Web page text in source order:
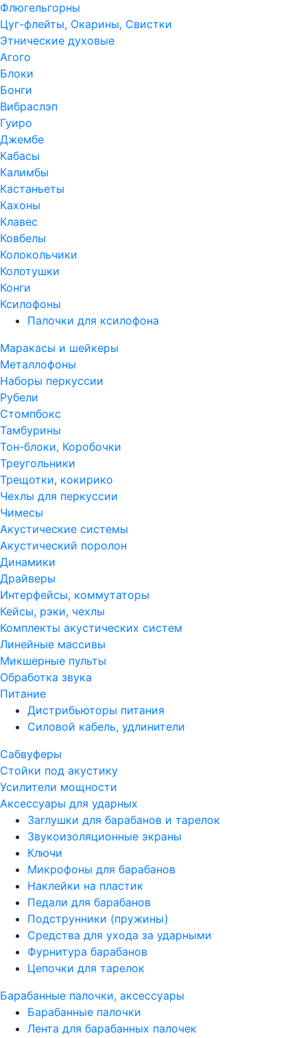
Флюгельгорны
Цуг-флейты, Окарины, Свистки
Этнические духовые
Агого
Блоки
Бонги
Вибраслэп
Гуиро
Джембе
Кабасы
Калимбы
Кастаньеты
Кахоны
Клавес
Ковбелы
Колокольчики
Колотушки
Конги
Ксилофоны
Палочки для ксилофона
Маракасы и шейкеры
Металлофоны
Наборы перкуссии
Рубели
Стомпбокс
Тамбурины
Тон-блоки, Коробочки
Треугольники
Трещотки, кокирико
Чехлы для перкуссии
Чимесы
Акустические системы
Акустический поролон
Динамики
Драйверы
Интерфейсы, коммутаторы
Кейсы, рэки, чехлы
Комплекты акустических систем
Линейные массивы
Микшерные пульты
Обработка звука
Питание
Дистрибьюторы питания
Силовой кабель, удлинители
Сабвуферы
Стойки под акустику
Усилители мощности
Аксессуары для ударных
Заглушки для барабанов и тарелок
Звукоизоляционные экраны
Ключи
Микрофоны для барабанов
Наклейки на пластик
Педали для барабанов
Подструнники (пружины)
Средства для ухода за ударными
Фурнитура барабанов
Цепочки для тарелок
Барабанные палочки, аксессуары
Барабанные палочки
Лента для барабанных палочек